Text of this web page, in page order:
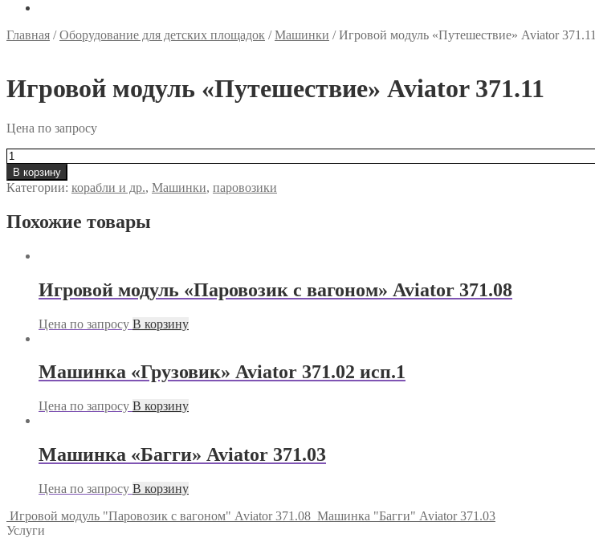
Главная /Оборудование для детских площадок /Машинки /Игровой модуль «Путешествие» Aviator 371.11
Игровой модуль «Путешествие» Aviator 371.11
Цена по запросу
Количество
товара
Игровой
"Путешествие"
Aviator
В корзину
Категории: корабли и др., Машинки, паровозики
Похожие товары
Игровой модуль «Паровозик с вагоном» Aviator 371.08
Цена по запросу В корзину
Машинка «Грузовик» Aviator 371.02 исп.1
Цена по запросу В корзину
Машинка «Багги» Aviator 371.03
Цена по запросу В корзину
Игровой модуль "Паровозик с вагоном" Aviator 371.08 Машинка "Багги" Aviator 371.03
Услуги